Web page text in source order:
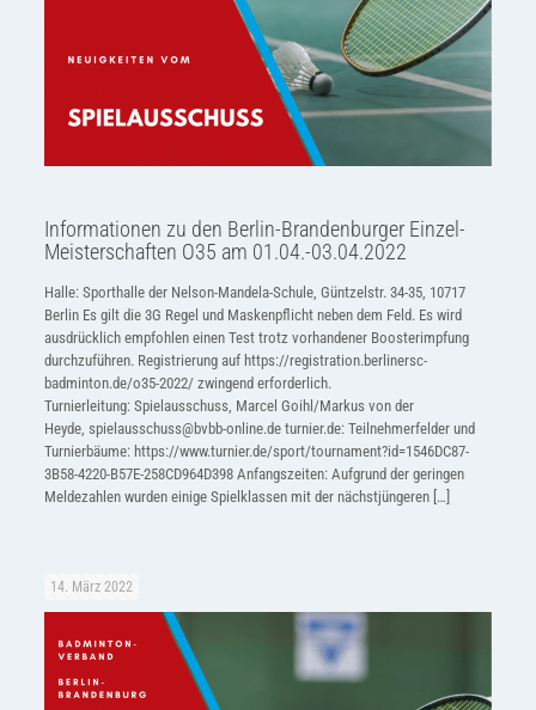
Informationen zu den Berlin-Brandenburger Einzel-
Meisterschaften O35 am 01.04.-03.04.2022
Halle: Sporthalle der Nelson-Mandela-Schule, Güntzelstr. 34-35, 10717
Berlin Es gilt die 3G Regel und Maskenpflicht neben dem Feld. Es wird
ausdrücklich empfohlen einen Test trotz vorhandener Boosterimpfung
durchzuführen. Registrierung auf https://registration.berlinersc-
badminton.de/o35-2022/ zwingend erforderlich.
Turnierleitung: Spielausschuss, Marcel Goihl/Markus von der
Heyde, spielausschuss@bvbb-online.de turnier.de: Teilnehmerfelder und
Turnierbäume: https://www.turnier.de/sport/tournament?id=1546DC87-
3B58-4220-B57E-258CD964D398 Anfangszeiten: Aufgrund der geringen
Meldezahlen wurden einige Spielklassen mit der nächstjüngeren[…]
14. März 2022